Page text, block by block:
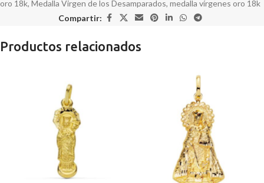
oro 18k, Medalla Virgen de los Desamparados, medalla vírgenes oro 18k
Compartir:
Productos relacionados